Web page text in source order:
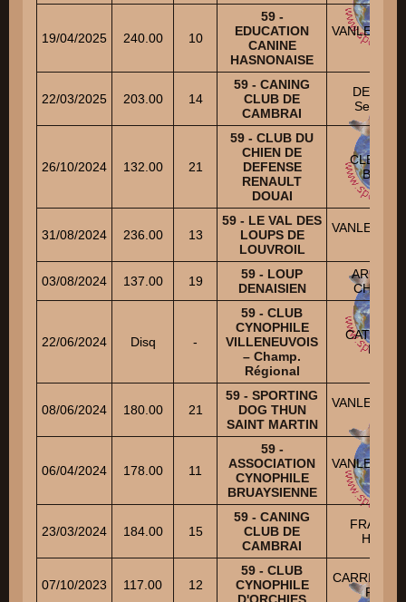
19/04/2025 240.00 10
59 -
EDUCATION
CANINE
HASNONAISE
22/03/2025 203.00 14
59 - CANING
CLUB DE
CAMBRAI
26/10/2024 132.00 21
59 - CLUB DU
CHIEN DE
DEFENSE
RENAULT
DOUAI
Brigitte
31/08/2024 236.00 13
59 - LE VAL DES
LOUPS DE
LOUVROIL
03/08/2024 137.00 19
59 - LOUP
DENAISIEN
22/06/2024 Disq -
59 - CLUB
CYNOPHILE
VILLENEUVOIS
– Champ.
Régional
Rudy
08/06/2024 180.00 21
59 - SPORTING
DOG THUN
SAINT MARTIN
06/04/2024 178.00 11
59 -
ASSOCIATION
CYNOPHILE
BRUAYSIENNE
23/03/2024 184.00 15
59 - CANING
CLUB DE
CAMBRAI
HERVE
07/10/2023 117.00 12
59 - CLUB
CYNOPHILE
CARRIERE
Pierre